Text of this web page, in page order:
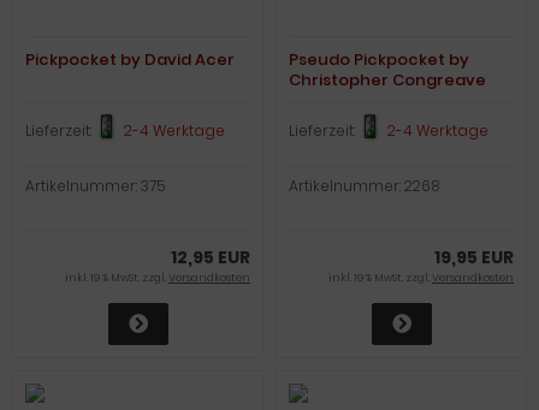
Pickpocket by David Acer
Lieferzeit: 2-4 Werktage
Artikelnummer: 375
12,95 EUR
inkl. 19 % MwSt. zzgl.Versandkosten
Pseudo Pickpocket by
Christopher Congreave
Lieferzeit: 2-4 Werktage
Artikelnummer: 2268
19,95 EUR
inkl. 19 % MwSt. zzgl.Versandkosten